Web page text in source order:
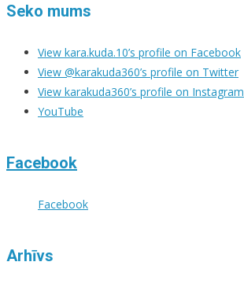
Seko mums
View kara.kuda.10’s profile on Facebook
View @karakuda360’s profile on Twitter
View karakuda360’s profile on Instagram
YouTube
Facebook
Facebook
Arhīvs